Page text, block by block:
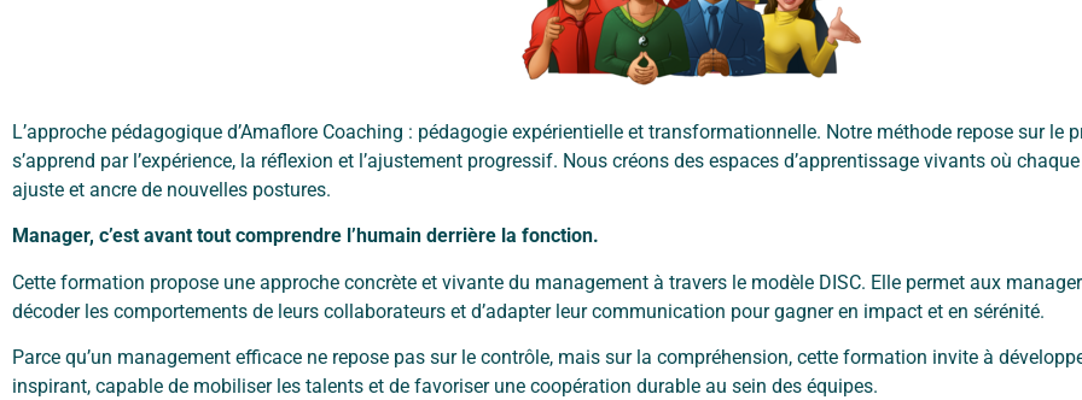
L’approche pédagogique d’Amaflore Coaching : pédagogie expérientielle et transformationnelle. Notre méthode repose sur le
s’apprend par l’expérience, la réflexion et l’ajustement progressif. Nous créons des espaces d’apprentissage vivants où
ajuste et ancre de nouvelles postures.
Manager, c’est avant tout comprendre l’humain derrière la fonction.
Cette formation propose une approche concrète et vivante du management à travers le modèle DISC. Elle permet aux
décoder les comportements de leurs collaborateurs et d’adapter leur communication pour gagner en impact et en sérénité.
Parce qu’un management efficace ne repose pas sur le contrôle, mais sur la compréhension, cette formation invite à
inspirant, capable de mobiliser l es talents et de favoriser une coopération durable au sein des équipes.